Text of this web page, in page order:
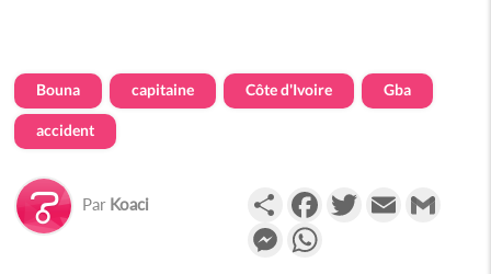
Bouna capitaine Côte d'Ivoire Gba
accident
Par Koaci PartagerFacebookTwitterEmail
Messenger